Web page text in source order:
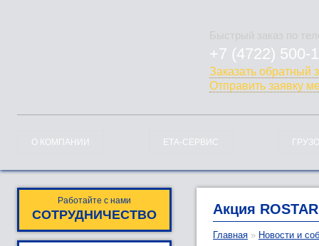
+7 (4722) 500-
778-128
Заказать обратный
Отправить заявку
О КОМПАНИИ ЕТА-СЕРВИС
Работайте с нами
СОТРУДНИЧЕСТВО Акция
Главная » Новости и